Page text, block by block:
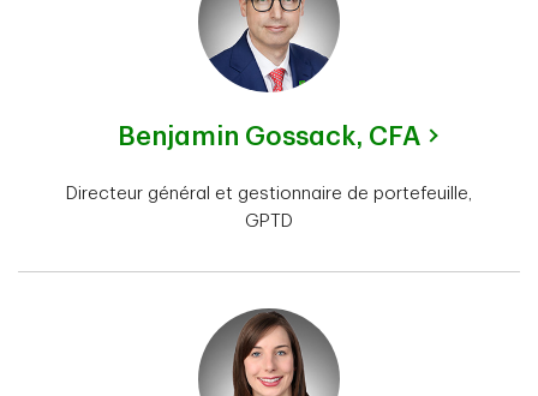
Benjamin Gossack, CFA
Directeur général et gestionnaire de portefeuille,
GPTD